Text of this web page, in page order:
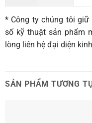
* Công ty chúng tôi
số kỹ thuật sản phẩm
lòng liên hệ đại diện
SẢN PHẨM TƯƠNG